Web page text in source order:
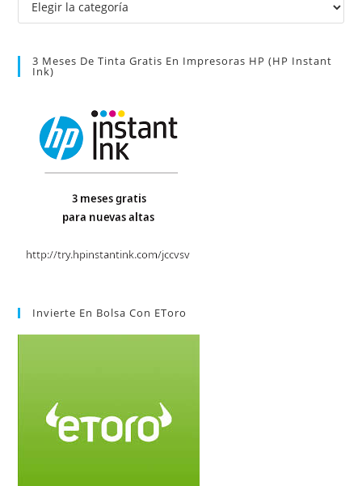
3 Meses De Tinta Gratis En Impresoras HP (HP Instant
Ink)
Invierte En Bolsa Con EToro